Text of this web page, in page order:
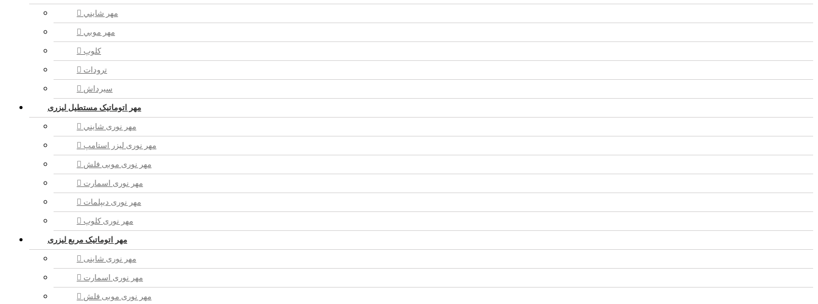
مهر شايني
مهر موبي
کلوپ
ترودات
سیرداش
مهر اتوماتیک مستطیل لیزری
مهر نوری شايني
مهر نوری لیزر استامپ
مهر نوری موبی فلش
مهر نوری اسمارت
مهر نوری ديپلمات
مهر نوری کلوپ
مهر اتوماتیک مربع لیزری
مهر نوری شاینی
مهر نوری اسمارت
مهر نوری موبی فلش